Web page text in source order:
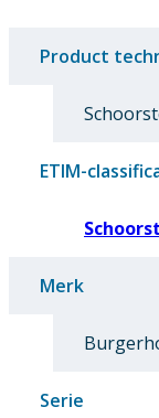
Product
ETIM-
Merk
Serie